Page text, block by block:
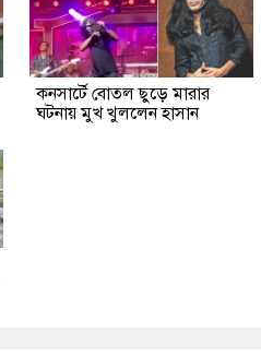
কনসার্টে বোতল ছুড়ে মারার
ঘটনায় মুখ খুললেন হাসান